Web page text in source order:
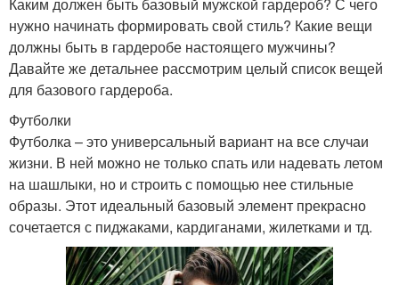
нужно начинать формировать свой стиль? Какие вещи
должны быть в гардеробе настоящего мужчины?
Давайте же детальнее рассмотрим целый список вещей
для базового гардероба.
Футболки
Футболка – это универсальный вариант на все случаи
жизни. В ней можно не только спать или надевать летом
на шашлыки, но и строить с помощью нее стильные
образы. Этот идеальный базовый элемент прекрасно
сочетается с пиджаками, кардиганами, жилетками и тд.